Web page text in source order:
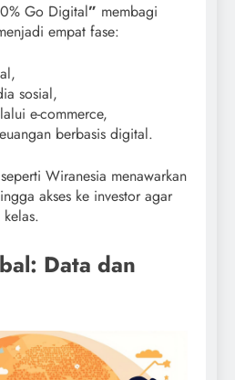
Go Digital” membagi
empat fase:
sosial,
e-commerce,
berbasis digital.
Wiranesia menawarkan
akses ke investor agar
Data dan